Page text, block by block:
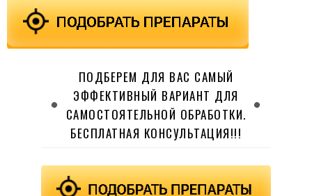
ПОДБЕРЕМ ДЛЯ ВАС САМЫЙ
ЭФФЕКТИВНЫЙ ВАРИАНТ ДЛЯ
САМОСТОЯТЕЛЬНОЙ ОБРАБОТКИ.
БЕСПЛАТНАЯ КОНСУЛЬТАЦИЯ!!!